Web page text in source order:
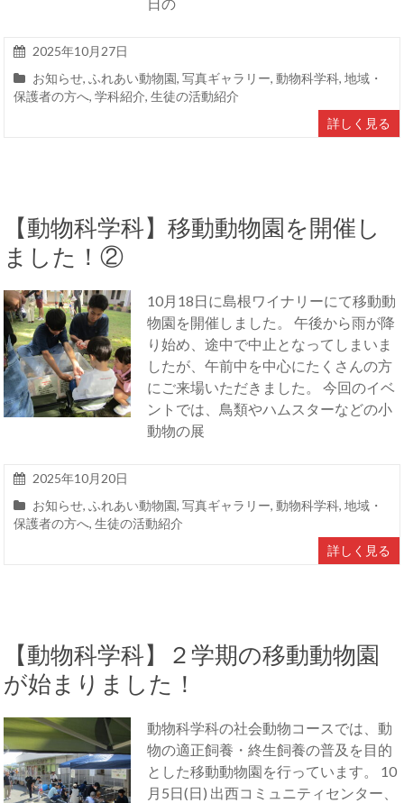
2025年10月27日
お知らせ,ふれあい動物園,写真ギャラリー,動物科学科,地域・
保護者の方へ,学科紹介,生徒の活動紹介
詳しく見る
【動物科学科】移動動物園を開催し
ました！②
10月18日に島根ワイナリーにて移動動
物園を開催しました。 午後から雨が降
り始め、途中で中止となってしまいま
したが、午前中を中心にたくさんの方
にご来場いただきました。 今回のイベ
ントでは、鳥類やハムスターなどの小
動物の展
2025年10月20日
お知らせ,ふれあい動物園,写真ギャラリー,動物科学科,地域・
保護者の方へ,生徒の活動紹介
詳しく見る
【動物科学科】２学期の移動動物園
が始まりました！
動物科学科の社会動物コースでは、動
物の適正飼養・終生飼養の普及を目的
とした移動動物園を行っています。 10
月5日(日) 出西コミュニティセンター、